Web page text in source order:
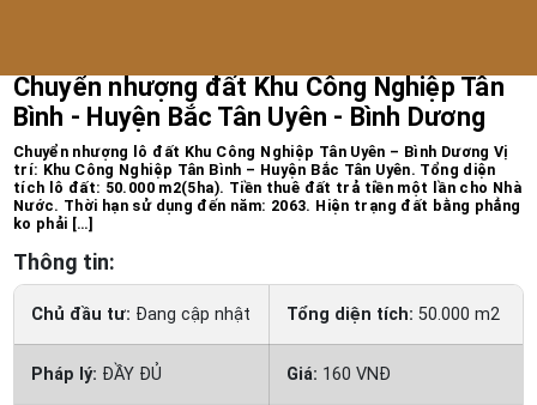
Chuyển nhượng đất Khu Công Nghiệp Tân
Bình - Huyện Bắc Tân Uyên - Bình Dương
Chuyển nhượng lô đất Khu Công Nghiệp Tân Uyên – Bình Dương Vị
trí: Khu Công Nghiệp Tân Bình – Huyện Bắc Tân Uyên. Tổng diện
tích lô đất: 50.000 m2(5ha). Tiền thuê đất trả tiền một lần cho Nhà
Nước. Thời hạn sử dụng đến năm: 2063. Hiện trạng đất bằng phẳng
ko phải […]
Thông tin:
Chủ đầu tư: Đang cập nhật Tổng diện tích:50.000 m2
Pháp lý: ĐẦY ĐỦ Giá: 160 VNĐ